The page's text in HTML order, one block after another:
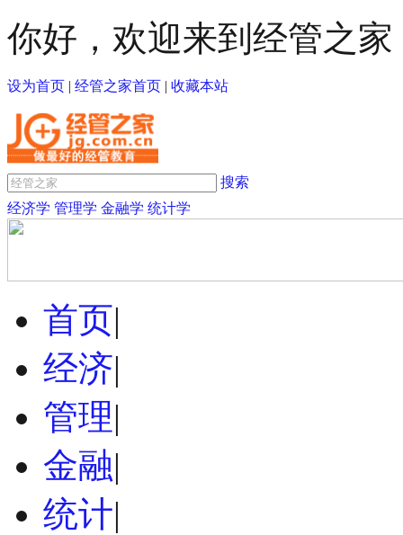
你好，欢迎来到经管之家
设为首页 | 经管之家首页 | 收藏本站
搜索
经济学 管理学 金融学 统计学
首页|
经济|
管理|
金融|
统计|